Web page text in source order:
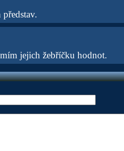
jejich žebříčku hodnot.